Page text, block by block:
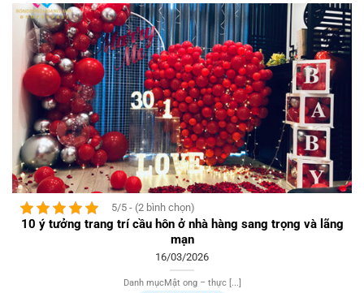
5/5 - (2 bình chọn)
10 ý tưởng trang trí cầu hôn ở nhà hàng sang trọng và lãng
mạn
16/03/2026
Danh mụcMật ong – thực [...]